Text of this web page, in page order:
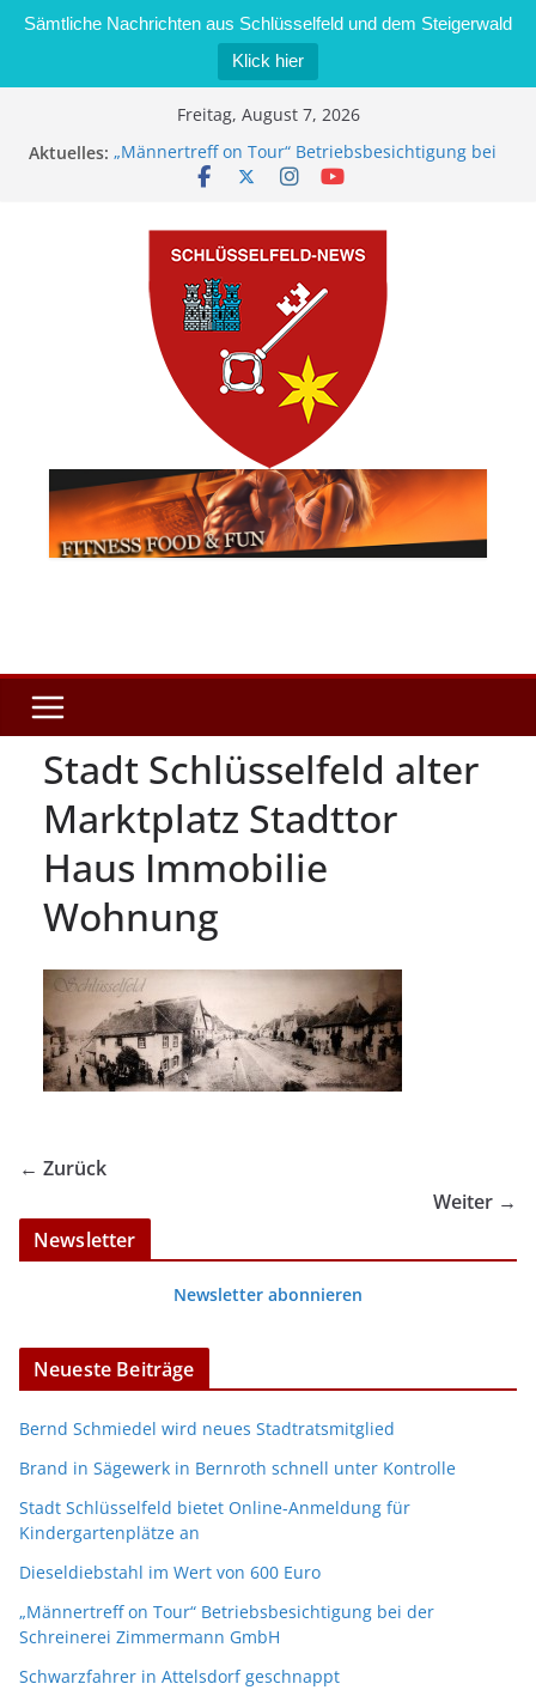
Sämtliche Nachrichten aus Schlüsselfeld und dem Steigerwald
Klick hier
Freitag, August 7, 2026
Aktuelles: „Männertreff on Tour“ Betriebsbesichtigung bei
der Schreinerei Zimmermann GmbH
Brand in Sägewerk in Bernroth schnell unter
Kontrolle
Stadt Schlüsselfeld bietet Online-Anmeldung für
Kindergartenplätze an
Dieseldiebstahl im Wert von 600 Euro
Stadt Schlüsselfeld alter
Marktplatz Stadttor
Haus Immobilie
Wohnung
← Zurück
Weiter →
Newsletter
Newsletter abonnieren
Neueste Beiträge
Bernd Schmiedel wird neues Stadtratsmitglied
Brand in Sägewerk in Bernroth schnell unter Kontrolle
Stadt Schlüsselfeld bietet Online-Anmeldung für
Kindergartenplätze an
Dieseldiebstahl im Wert von 600 Euro
„Männertreff on Tour“ Betriebsbesichtigung bei der
Schreinerei Zimmermann GmbH
Schwarzfahrer in Attelsdorf geschnappt